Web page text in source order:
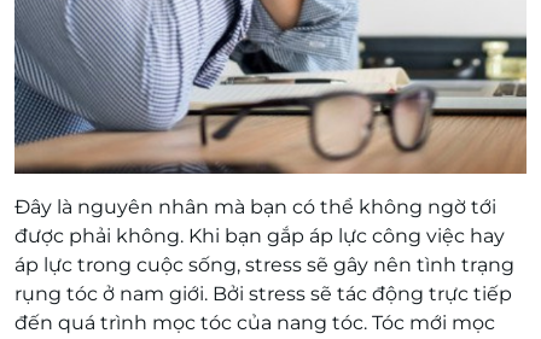
Đây là nguyên nhân mà bạn có thể không ngờ tới
được phải không. Khi bạn gắp áp lực công việc hay
áp lực trong cuộc sống, stress sẽ gây nên tình trạng
rụng tóc ở nam giới. Bởi stress sẽ tác động trực tiếp
đến quá trình mọc tóc của nang tóc. Tóc mới mọc